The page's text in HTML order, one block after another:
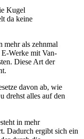
Kugel
da keine
mehr als zehnmal
Werke mit Van-
Diese Art der
davon ab, wie
drehst alles auf den
in mehr
Dadurch ergibt sich ein